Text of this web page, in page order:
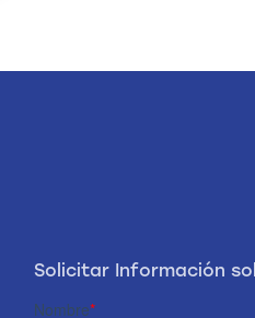
Solicitar Información